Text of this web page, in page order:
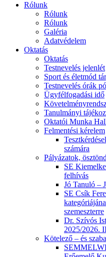
Rólunk
Rólunk
Rólunk
Galéria
Adatvédelem
Oktatás
Oktatás
Testnevelés jelenlét
Sport és életmód
Testnevelés órák
Ügyfélfogadási idő
Tanulmányi
Oktatói Munka
Felmentési kérelem
számára
Pályázatok,
SE
felhívás
Jó Tanuló –
SE Csík
szemeszterre
Dr. Szívós
2025/2026.
Kötelező – és